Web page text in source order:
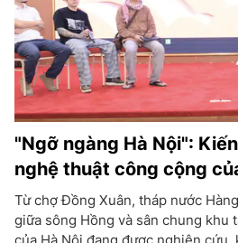
"Ngỡ ngàng Hà Nội":
nghệ thuật công cộng
Từ chợ Đồng Xuân, tháp nước
giữa sông Hồng và sân chung khu